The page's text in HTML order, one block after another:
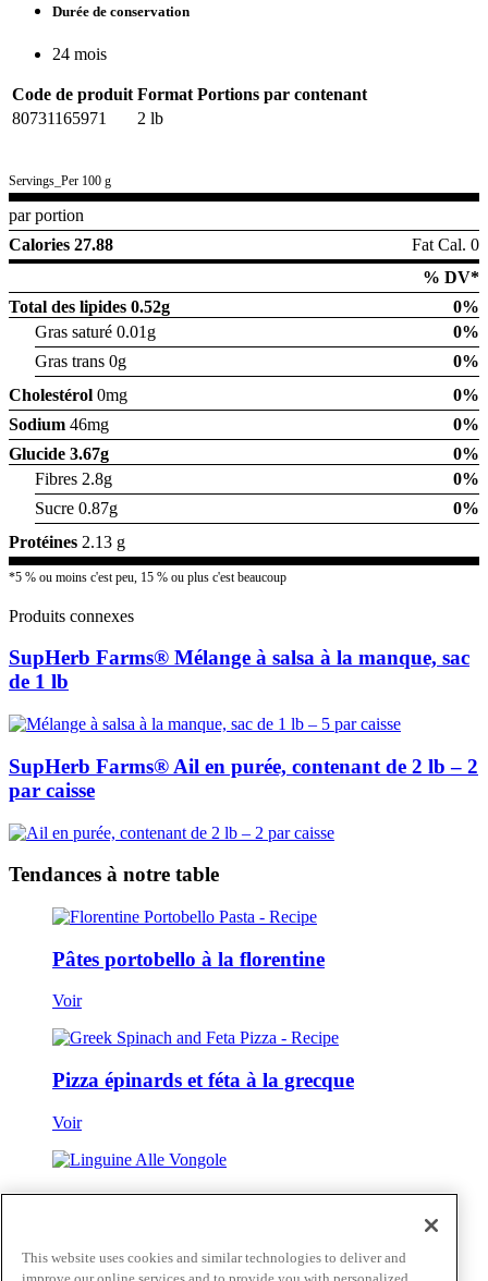
Durée de conservation
24 mois
Code de produit Format Portions par contenant
80731165971
2 lb
Servings_Per 100 g
par portion
Calories 27.88
Fat Cal. 0
% DV*
Total des lipides 0.52g
0%
Gras saturé 0.01g
0%
Gras trans 0g
0%
Cholestérol 0mg
0%
Sodium 46mg
0%
Glucide 3.67g
0%
Fibres 2.8g
0%
Sucre 0.87g
0%
Protéines 2.13 g
*5 % ou moins c'est peu, 15 % ou plus c'est beaucoup
Produits connexes
SupHerb Farms® Mélange à salsa à la manque, sac
de 1 lb
SupHerb Farms® Ail en purée, contenant de 2 lb – 2
par caisse
Tendances à notre table
Pâtes portobello à la florentine
Voir
Pizza épinards et féta à la grecque
Voir
Linguine Alle Vongole
This website uses cookies and similar technologies to deliver and